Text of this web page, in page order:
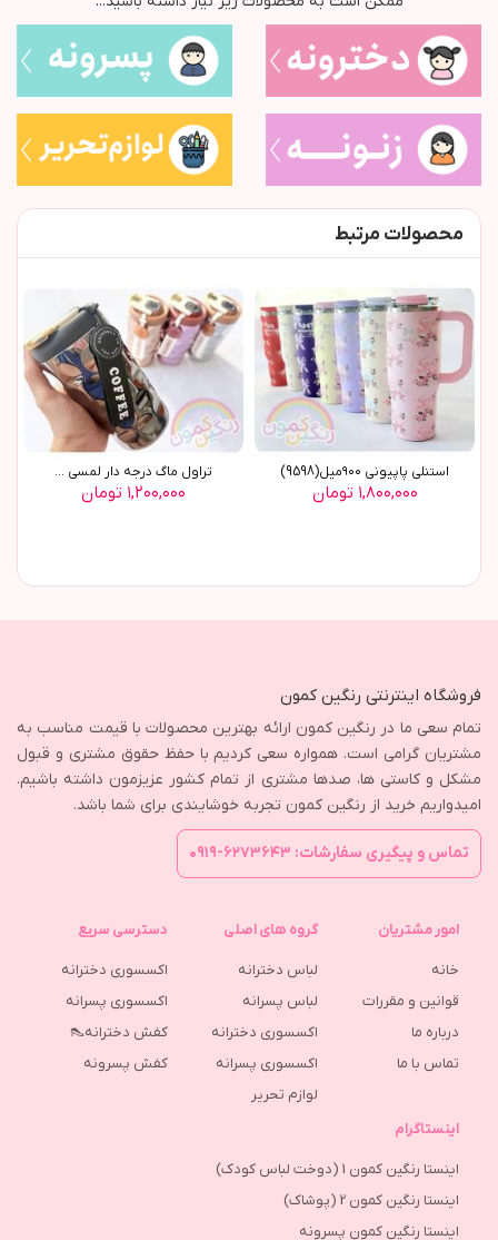
محصولات مرتبط
استنلي پاپيوني ٩٠٠ميل(9598)
۱,۸۰۰,۰۰۰ تومان
تراول ماگ درجه دار لمسي ...
۱,۲۰۰,۰۰۰ تومان
فروشگاه اینترنتی رنگین کمون
تمام سعی ما در رنگین کمون ارائه بهترین محصولات با قیمت مناسب به
مشتریان گرامی است. همواره سعی کردیم با حفظ حقوق مشتری و قبول
مشکل و کاستی ها، صدها مشتری از تمام کشور عزیزمون داشته باشیم.
امیدواریم خرید از رنگین کمون تجربه خوشایندی برای شما باشد.
تماس و پیگیری سفارشات: ۶۲۷۳۶۴۳-۰۹۱۹
امور مشتریان
خانه
قوانین و مقررات
درباره ما
تماس با ما
گروه های اصلی
لباس دخترانه
لباس پسرانه
اکسسوری دخترانه
اکسسوری پسرانه
لوازم تحریر
دسترسی سریع
اکسسوری دخترانه
اکسسوری پسرانه
کفش دخترانه👠
كفش پسرونه
اینستاگرام
اینستا رنگین کمون 1 (دوخت لباس کودک)
اینستا رنگین کمون 2 (پوشاک)
اینستا رنگین کمون پسرونه